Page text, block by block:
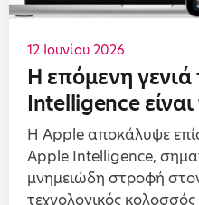
12 Ιουνίου 2026
Η επόμενη γενιά
Intelligence
Η Apple αποκάλυψε
Apple Intelligence,
μνημειώδη στροφή
τεχνολογικός κολοσσός